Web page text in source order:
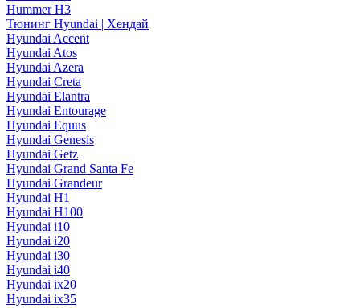
Hummer H3
Тюнинг Hyundai | Хендай
Hyundai Accent
Hyundai Atos
Hyundai Azera
Hyundai Creta
Hyundai Elantra
Hyundai Entourage
Hyundai Equus
Hyundai Genesis
Hyundai Getz
Hyundai Grand Santa Fe
Hyundai Grandeur
Hyundai H1
Hyundai H100
Hyundai i10
Hyundai i20
Hyundai i30
Hyundai i40
Hyundai ix20
Hyundai ix35